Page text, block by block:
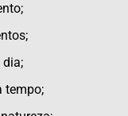
dia;
tempo;